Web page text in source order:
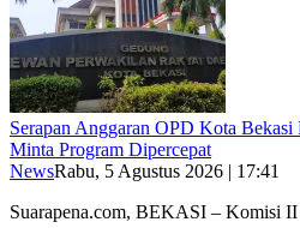
Serapan Anggaran OPD Kota
Minta Program Dipercepat
NewsRabu, 5 Agustus 2026 | 17:41
Suarapena.com, BEKASI – Komisi